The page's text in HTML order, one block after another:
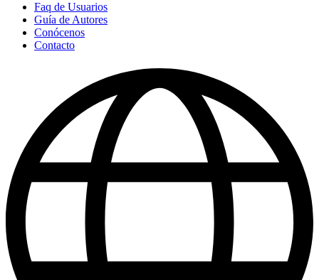
Faq de Usuarios
Guía de Autores
Conócenos
Contacto